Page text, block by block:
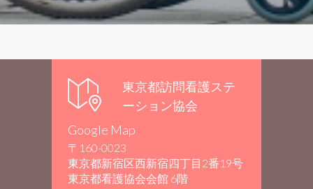
東京都訪問看護ステ
ーション協会
Google Map
〒160-0023
東京都新宿区西新宿四丁目2番19号
東京都看護協会会館 6階